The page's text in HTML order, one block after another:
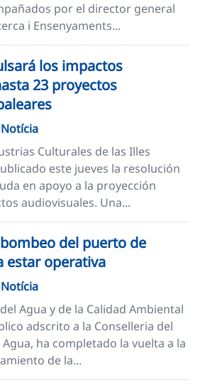
por el director general
i Ensenyaments...
los impactos
23 proyectos
Notícia
Culturales de las Illes
este jueves la resolución
en apoyo a la proyección
audiovisuales. Una...
del puerto de
estar operativa
Notícia
Agua y de la Calidad Ambiental
adscrito a la Conselleria del
ha completado la vuelta a la
de la...